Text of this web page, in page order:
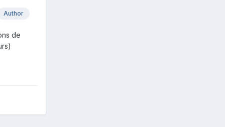
Author
de